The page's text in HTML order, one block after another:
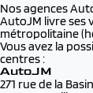
Nos agences
AutoJM livre ses
métropolitaine
Vous avez la
centres :
AutoJM
271 rue de la